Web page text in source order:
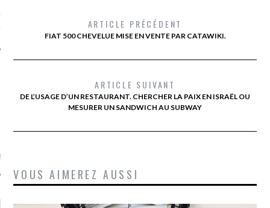
MOI SUR
@Isa_Monrozier
ARCACHON
ARTICLE PRÉCÉDENT
FIAT 500 CHEVELUE MISE EN VENTE PAR CATAWIKI.
ARTICLE SUIVANT
DE L’USAGE D’UN RESTAURANT. CHERCHER LA PAIX EN ISRAËL OU
MESURER UN SANDWICH AU SUBWAY
VOUS AIMEREZ AUSSI